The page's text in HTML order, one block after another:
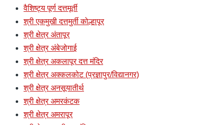
वैशिष्ट्य पूर्ण दत्तमूर्ती
श्री एकमुखी दत्तमुर्ती कोल्हापूर
श्री क्षेत्र अंतापूर
श्री क्षेत्र अंबेजोगाई
श्री क्षेत्र अकलापूर दत्त मंदिर
श्री क्षेत्र अक्कलकोट (प्रज्ञापुर/विद्यानगर)
श्री क्षेत्र अनसूयातीर्थ
श्री क्षेत्र अमरकंटक
श्री क्षेत्र अमरापूर